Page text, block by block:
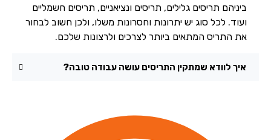
ביניהם תריסים גלילים, תריסים ונציאניים, תריסים חשמליים
ועוד. לכל סוג יש יתרונות וחסרונות משלו, ולכן חשוב לבחור
את התריס המתאים ביותר לצרכים ולרצונות שלכם.
איך לוודא שמתקין התריסים עושה עבודה טובה?